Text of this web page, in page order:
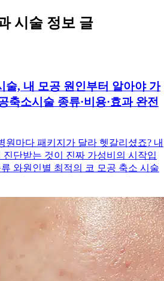
시술 정보 글
술, 내 모공 원인부터 알아야 가
축소시술 종류·비용·효과 완전
원마다 패키지가 달라 헷갈리셨죠? 내
진단받는 것이 진짜 가성비의 시작입
와원인별 최적의 코 모공 축소 시술